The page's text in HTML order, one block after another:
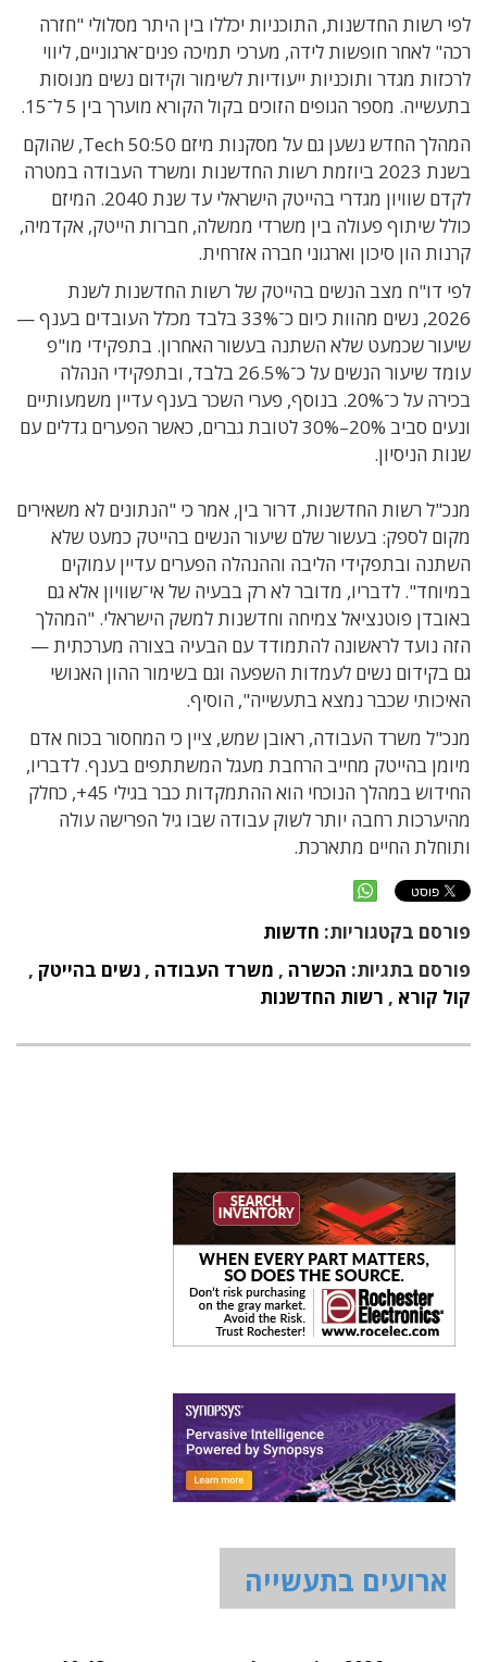
לפי רשות החדשנות, התוכניות יכללו בין היתר מסלולי "חזרה
רכה" לאחר חופשות לידה, מערכי תמיכה פנים־ארגוניים, ליווי
לרכזות מגדר ותוכניות ייעודיות לשימור וקידום נשים מנוסות
בתעשייה. מספר הגופים הזוכים בקול הקורא מוערך בין 5 ל־15.
המהלך החדש נשען גם על מסקנות מיזם Tech 50:50, שהוקם
בשנת 2023 ביוזמת רשות החדשנות ומשרד העבודה במטרה
לקדם שוויון מגדרי בהייטק הישראלי עד שנת 2040. המיזם
כולל שיתוף פעולה בין משרדי ממשלה, חברות הייטק, אקדמיה,
קרנות הון סיכון וארגוני חברה אזרחית.
לפי דו"ח מצב הנשים בהייטק של רשות החדשנות לשנת
2026, נשים מהוות כיום כ־33% בלבד מכלל העובדים בענף —
שיעור שכמעט שלא השתנה בעשור האחרון. בתפקידי מו"פ
עומד שיעור הנשים על כ־26.5% בלבד, ובתפקידי הנהלה
בכירה על כ־20%. בנוסף, פערי השכר בענף עדיין משמעותיים
ונעים סביב 20%–30% לטובת גברים, כאשר הפערים גדלים עם
שנות הניסיון.
מנכ"ל רשות החדשנות, דרור בין, אמר כי "הנתונים לא משאירים
מקום לספק: בעשור שלם שיעור הנשים בהייטק כמעט שלא
השתנה ובתפקידי הליבה וההנהלה הפערים עדיין עמוקים
במיוחד". לדבריו, מדובר לא רק בבעיה של אי־שוויון אלא גם
באובדן פוטנציאל צמיחה וחדשנות למשק הישראלי. "המהלך
הזה נועד לראשונה להתמודד עם הבעיה בצורה מערכתית —
גם בקידום נשים לעמדות השפעה וגם בשימור ההון האנושי
האיכותי שכבר נמצא בתעשייה", הוסיף.
מנכ"ל משרד העבודה, ראובן שמש, ציין כי המחסור בכוח אדם
מיומן בהייטק מחייב הרחבת מעגל המשתתפים בענף. לדבריו,
החידוש במהלך הנוכחי הוא ההתמקדות כבר בגילי 45+, כחלק
מהיערכות רחבה יותר לשוק עבודה שבו גיל הפרישה עולה
ותוחלת החיים מתארכת.
פורסם בקטגוריות: חדשות
פורסם בתגיות: הכשרה , משרד העבודה , נשים בהייטק ,
קול קורא , רשות החדשנות
ארועים בתעשייה